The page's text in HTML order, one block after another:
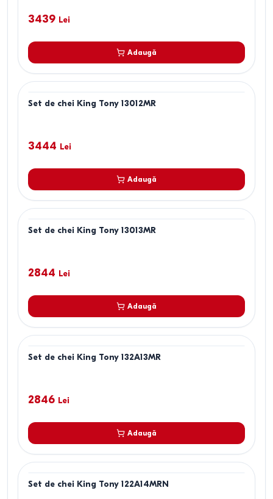
3439 Lei
Adaugă
Set de chei King Tony 13012MR
3444 Lei
Adaugă
Set de chei King Tony 13013MR
2844 Lei
Adaugă
Set de chei King Tony 132A13MR
2846 Lei
Adaugă
Set de chei King Tony 122A14MRN